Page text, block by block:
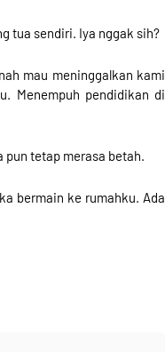
tua sendiri. Iya nggak sih?
mau meninggalkan kami
Menempuh pendidikan di
pun tetap merasa betah.
bermain ke rumahku. Ada